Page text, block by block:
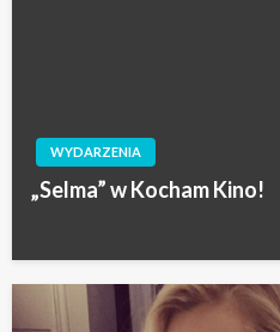
WYDARZENIA
„Selma” w Kocham Kino!